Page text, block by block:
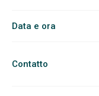
Data e ora
Contatto